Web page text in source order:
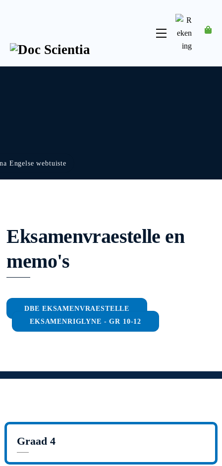
Menu
Rekening
Engelse webtuiste
Eksamenvraestelle en
memo's
DBE EKSAMENVRAESTELLE
EKSAMENRIGLYNE - GR 10-12
Graad 4